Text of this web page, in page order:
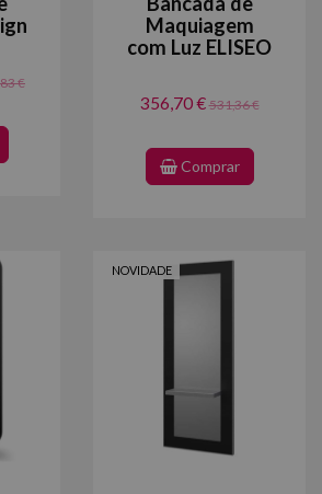
€
Maquiagem
com Luz ELISEO
356,70 €531,36 €
Comprar
NOVIDADE